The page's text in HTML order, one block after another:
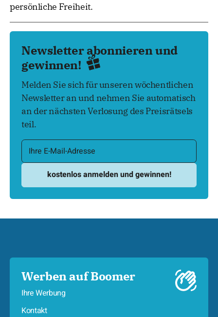
persönliche Freiheit.
Newsletter abonnieren und
gewinnen!
Melden Sie sich für unseren wöchentlichen
Newsletter an und nehmen Sie automatisch
an der nächsten Verlosung des Preisrätsels
teil.
Werben auf Boomer
Ihre Werbung
Kontakt